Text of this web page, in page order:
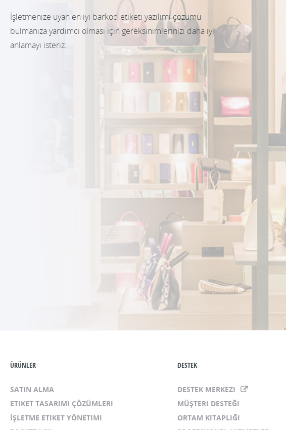
İşletmenize uyan en iyi barkod etiketi yazılımı çözümü
bulmanıza yardımcı olması için gereksinimlerinizi daha iyi
anlamayı isteriz.
ÜRÜNLER
SATIN ALMA
ETIKET TASARIMI ÇÖZÜMLERI
İŞLETME ETIKET YÖNETIMI
DESTEK
DESTEK MERKEZI
MÜŞTERI DESTEĞI
ORTAM KITAPLIĞI